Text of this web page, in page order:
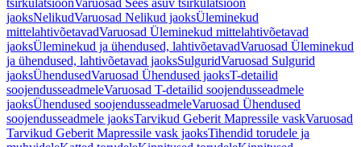
tsirkulatsioonVaruosad Sees asuv tsirkulatsioon
jaoksNelikudVaruosad Nelikud jaoksÜleminekud
mittelahtivõetavadVaruosad Üleminekud mittelahtivõetavad
jaoksÜleminekud ja ühendused, lahtivõetavadVaruosad Üleminekud
ja ühendused, lahtivõetavad jaoksSulguridVaruosad Sulgurid
jaoksÜhendusedVaruosad Ühendused jaoksT-detailid
soojendusseadmeleVaruosad T-detailid soojendusseadmele
jaoksÜhendused soojendusseadmeleVaruosad Ühendused
soojendusseadmele jaoksTarvikud Geberit Mapressile vaskVaruosad
Tarvikud Geberit Mapressile vask jaoksTihendid torudele ja